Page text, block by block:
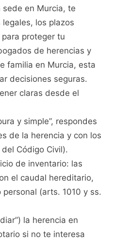
sede en Murcia, te
los plazos
proteger tu
de herencias y
familia en Murcia, esta
decisiones seguras.
claras desde el
y simple”, respondes
de la herencia y con los
Código Civil).
de inventario: las
el caudal hereditario,
(arts. 1010 y ss.
la herencia en
si no te interesa